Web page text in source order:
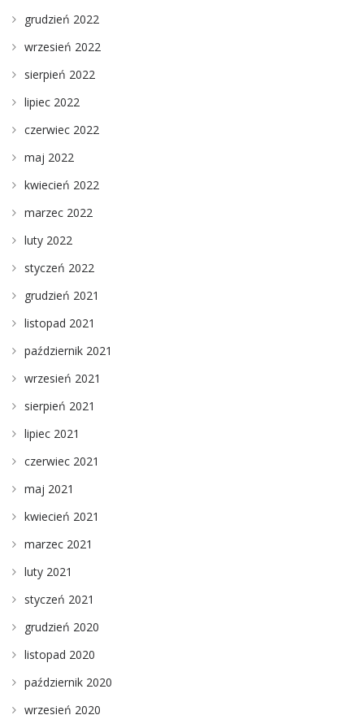
grudzień 2022
wrzesień 2022
sierpień 2022
lipiec 2022
czerwiec 2022
maj 2022
kwiecień 2022
marzec 2022
luty 2022
styczeń 2022
grudzień 2021
listopad 2021
październik 2021
wrzesień 2021
sierpień 2021
lipiec 2021
czerwiec 2021
maj 2021
kwiecień 2021
marzec 2021
luty 2021
styczeń 2021
grudzień 2020
listopad 2020
październik 2020
wrzesień 2020